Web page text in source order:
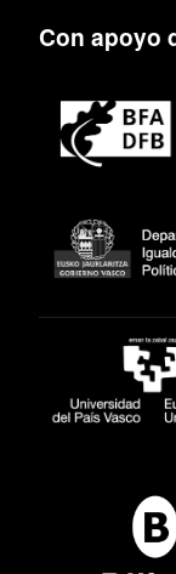
Con apoyo